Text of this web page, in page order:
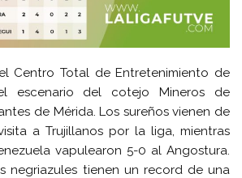
Centro Total de Entretenimiento de
escenario del cotejo Mineros de
de Mérida. Los sureños vienen de
a Trujillanos por la liga, mientras
vapulearon 5-0 al Angostura.
negriazules tienen un record de una